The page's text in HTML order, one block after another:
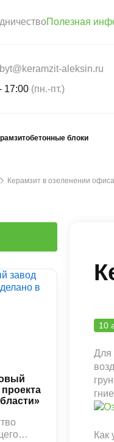
Полезная
aleksin.ru
17:00(пн.-пт.)
блоки
Керамзит в озеленении офиса
10
Для
Как